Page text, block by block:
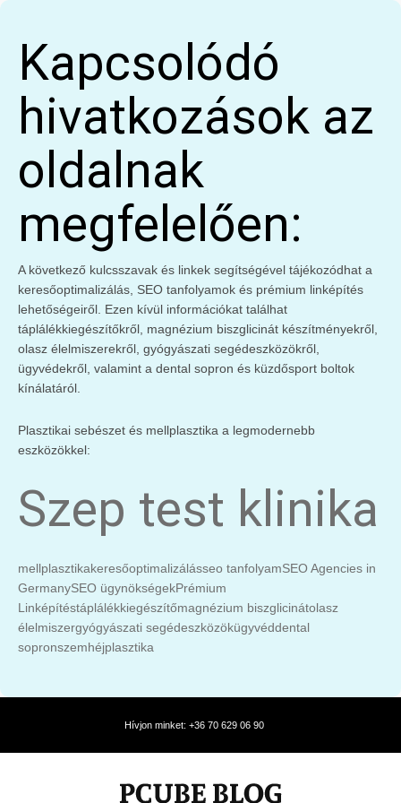
Kapcsolódó
hivatkozások az
oldalnak
megfelelően:
A következő kulcsszavak és linkek segítségével tájékozódhat a
keresőoptimalizálás, SEO tanfolyamok és prémium linképítés
lehetőségeiről. Ezen kívül információkat találhat
táplálékkiegészítőkről, magnézium biszglicinát készítményekről,
olasz élelmiszerekről, gyógyászati segédeszközökről,
ügyvédekről, valamint a dental sopron és küzdősport boltok
kínálatáról.
Plasztikai sebészet és mellplasztika a legmodernebb
eszközökkel:
Szep test klinika
mellplasztikakeresőoptimalizálásseo tanfolyamSEO Agencies in
GermanySEO ügynökségekPrémium
Linképítéstáplálékkiegészítőmagnézium biszglicinátolasz
élelmiszergyógyászati segédeszközökügyvéddental
sopronszemhéjplasztika
Hívjon minket: +36 70 629 06 90